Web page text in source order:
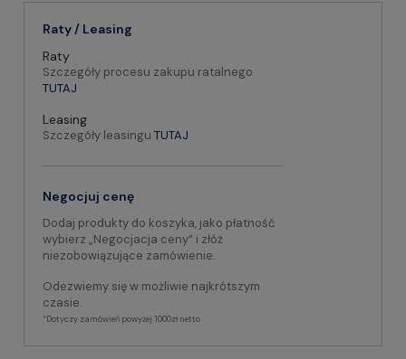
Raty / Leasing
Raty
Szczegóły procesu zakupu ratalnego
TUTAJ
Leasing
Szczegóły leasingu TUTAJ
Negocjuj cenę
Dodaj produkty do koszyka, jako płatność
wybierz „Negocjacja ceny” i złóż
niezobowiązujące zamówienie.
Odezwiemy się w możliwie najkrótszym
czasie.
*Dotyczy zamówień powyżej 1000zł netto